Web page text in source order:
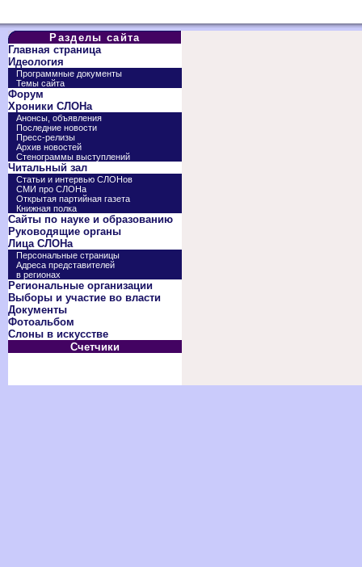
Разделы сайта
Главная страница
Идеология
Программные документы
Темы сайта
Форум
Хроники СЛОНа
Анонсы, объявления
Последние новости
Пресс-релизы
Архив новостей
Стенограммы выступлений
Читальный зал
Статьи и интервью СЛОНов
СМИ про СЛОНа
Открытая партийная газета
Книжная полка
Сайты по науке и образованию
Руководящие органы
Лица СЛОНа
Персональные страницы
Адреса представителей
в регионах
Региональные организации
Выборы и участие во власти
Документы
Фотоальбом
Слоны в искусстве
Счетчики